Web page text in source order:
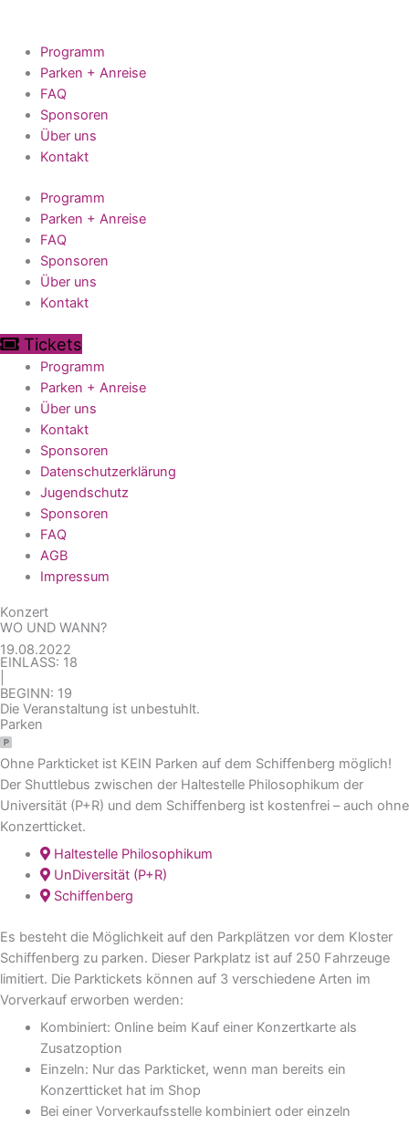
springenProgramm
Parken + Anreise
FAQ
Sponsoren
Über uns
Kontakt
Programm
Parken + Anreise
FAQ
Sponsoren
Über uns
Kontakt
Tickets
Programm
Parken + Anreise
Über uns
Kontakt
Sponsoren
Datenschutzerklärung
Jugendschutz
Sponsoren
FAQ
AGB
Impressum
Konzert
WO UND WANN?
19.08.2022
EINLASS: 18
BEGINN: 19
Die Veranstaltung ist unbestuhlt.
Parken
Ohne Parkticket ist KEIN Parken auf dem Schiffenberg möglich!
Der Shuttlebus zwischen der Haltestelle Philosophikum der
Universität (P+R) und dem Schiffenberg ist kostenfrei – auch ohne
Konzertticket.
Haltestelle Philosophikum
UnDiversität (P+R)
Schiffenberg
Es besteht die Möglichkeit auf den Parkplätzen vor dem Kloster
Schiffenberg zu parken. Dieser Parkplatz ist auf 250 Fahrzeuge
limitiert. Die Parktickets können auf 3 verschiedene Arten im
Vorverkauf erworben werden:
Kombiniert: Online beim Kauf einer Konzertkarte als
Zusatzoption
Einzeln: Nur das Parkticket, wenn man bereits ein
Konzertticket hat im Shop
Bei einer Vorverkaufsstelle kombiniert oder einzeln